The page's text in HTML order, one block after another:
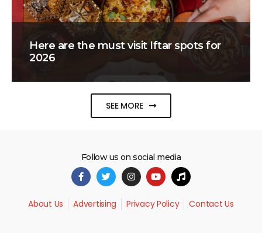
Here are the must visit Iftar spots for
2026
SEE MORE
Follow us on social media
About Us Advertising Privacy Policy Contact Us